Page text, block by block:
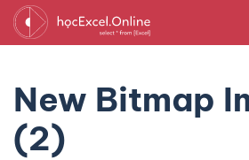
New Bitmap
(2)